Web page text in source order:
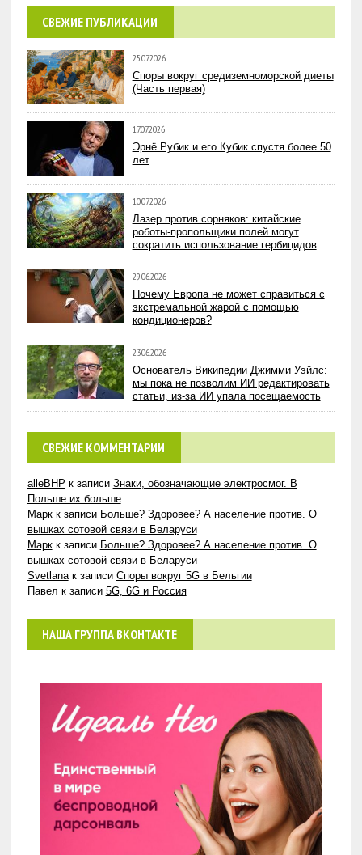
СВЕЖИЕ ПУБЛИКАЦИИ
25.07.2026
Споры вокруг средиземноморской диеты
(Часть первая)
17.07.2026
Эрнё Рубик и его Кубик спустя более 50
лет
10.07.2026
Лазер против сорняков: китайские
роботы-пропольщики полей могут
сократить использование гербицидов
29.06.2026
Почему Европа не может справиться с
экстремальной жарой с помощью
кондиционеров?
23.06.2026
Основатель Википедии Джимми Уэйлс:
мы пока не позволим ИИ редактировать
статьи, из-за ИИ упала посещаемость
СВЕЖИЕ КОММЕНТАРИИ
alleBHP к записи Знаки, обозначающие электросмог. В
Польше их больше
Маркк записи Больше? Здоровее? А население против. О
вышках сотовой связи в Беларуси
Маркк записи Больше? Здоровее? А население против. О
вышках сотовой связи в Беларуси
Svetlanaк записи Споры вокруг 5G в Бельгии
Павел к записи 5G, 6G и Россия
НАША ГРУППА ВКОНТАКТЕ